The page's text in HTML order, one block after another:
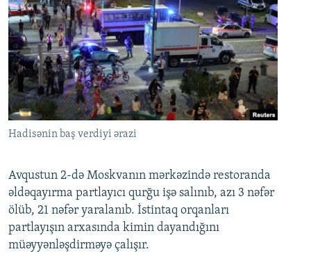
Hadisənin baş verdiyi ərazi
Avqustun 2-də Moskvanın mərkəzində restoranda
əldəqayırma partlayıcı qurğu işə salınıb, azı 3 nəfər
ölüb, 21 nəfər yaralanıb. İstintaq orqanları
partlayışın arxasında kimin dayandığını
müəyyənləşdirməyə çalışır.